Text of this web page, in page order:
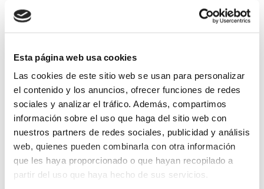
Esta página web usa cookies
Las cookies de este sitio web se usan para personalizar
el contenido y los anuncios, ofrecer funciones de redes
sociales y analizar el tráfico. Además, compartimos
información sobre el uso que haga del sitio web con
nuestros partners de redes sociales, publicidad y análisis
web, quienes pueden combinarla con otra información
que les haya proporcionado o que hayan recopilado a
partir del uso que haya hecho de sus servicios.
4,79 € Impuestos incluidos
Recambio de tinta para tu sello de bolsillo 9512
Con cada almohadilla podrás hacer hasta 3000 impresiones
aproximadamente.